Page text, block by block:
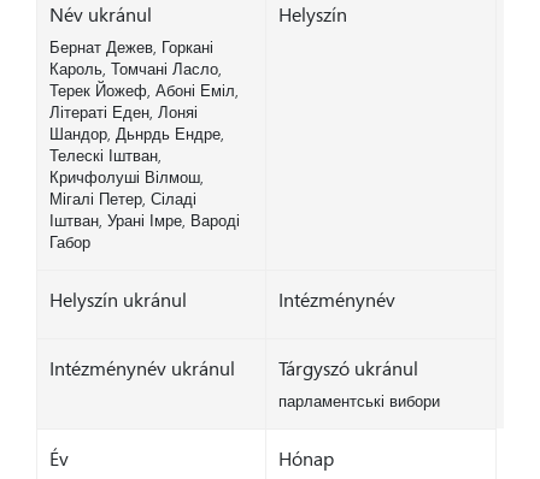
Név ukránul
Бернат Дежев, Горкані
Кароль, Томчані Ласло,
Терек Йожеф, Абоні Еміл,
Літераті Еден, Лоняі
Шандор, Дьнрдь Ендре,
Телескі Іштван,
Кричфолуші Вілмош,
Мігалі Петер, Сіладі
Іштван, Урані Імре, Вароді
Габор
Helyszín
Helyszín ukránul Intézménynév
Intézménynév ukránul Tárgyszó ukránul
парламентські вибори
Év Hónap